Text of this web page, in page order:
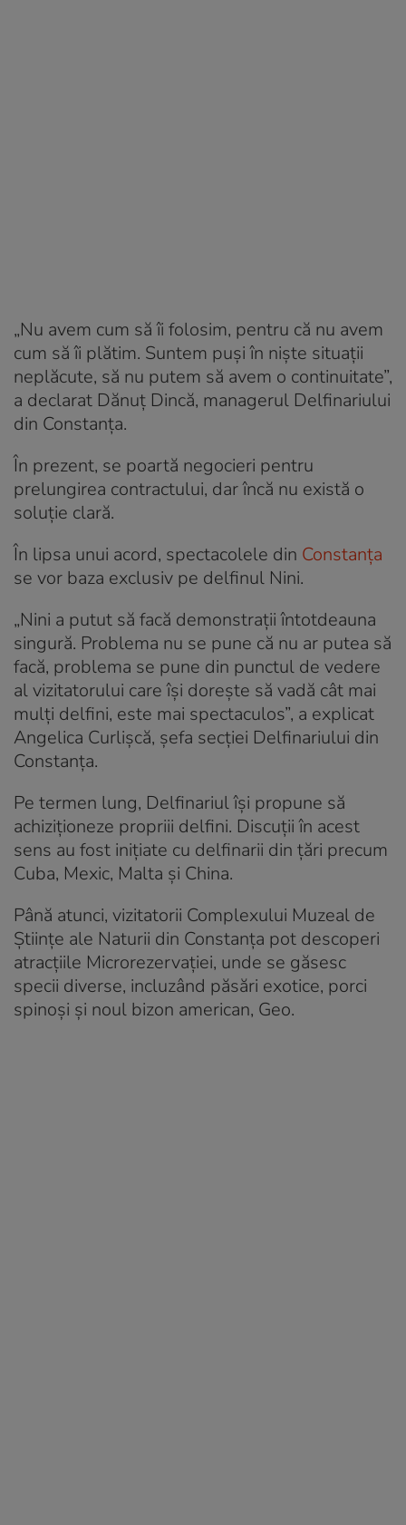
„Nu avem cum să îi folosim, pentru că nu avem
cum să îi plătim. Suntem puși în niște situații
neplăcute, să nu putem să avem o continuitate”,
a declarat Dănuț Dincă, managerul Delfinariului
din Constanța.
În prezent, se poartă negocieri pentru
prelungirea contractului, dar încă nu există o
soluție clară.
În lipsa unui acord, spectacolele din Constanța
se vor baza exclusiv pe delfinul Nini.
„Nini a putut să facă demonstrații întotdeauna
singură. Problema nu se pune că nu ar putea să
facă, problema se pune din punctul de vedere
al vizitatorului care își dorește să vadă cât mai
mulți delfini, este mai spectaculos”, a explicat
Angelica Curlișcă, șefa secției Delfinariului din
Constanța.
Pe termen lung, Delfinariul își propune să
achiziționeze propriii delfini. Discuții în acest
sens au fost inițiate cu delfinarii din țări precum
Cuba, Mexic, Malta și China.
Până atunci, vizitatorii Complexului Muzeal de
Științe ale Naturii din Constanța pot descoperi
atracțiile Microrezervației, unde se găsesc
specii diverse, incluzând păsări exotice, porci
spinoși și noul bizon american, Geo.